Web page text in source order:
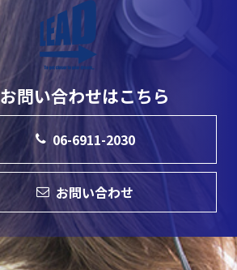
お問い合わせはこちら
06-6911-2030
お問い合わせ